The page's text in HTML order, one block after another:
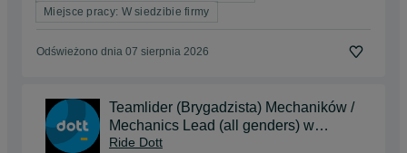
Miejsce pracy: W siedzibie firmy
Odświeżono dnia 07 sierpnia 2026
Teamlider (Brygadzista) Mechaników /
Mechanics Lead (all genders) w
Krakowie
Ride Dott